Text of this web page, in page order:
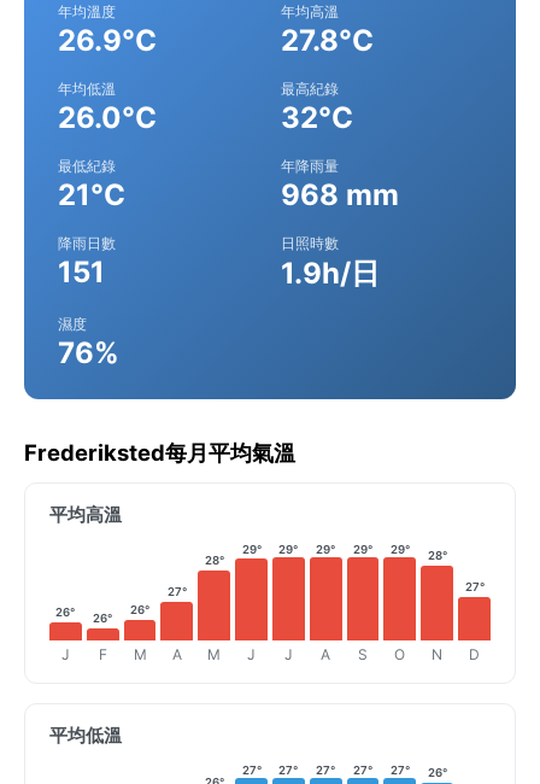
年均溫度
26.9°C
年均高溫
27.8°C
年均低溫
26.0°C
最高紀錄
32°C
最低紀錄
21°C
年降雨量
968 mm
降雨日數
151
日照時數
1.9h/日
濕度
76%
Frederiksted每月平均氣溫
平均高溫
26°
J
26°
F
26°
M
27°
A
28°
M
29°
J
29°
J
29°
A
29°
S
29°
O
28°
N
27°
D
平均低溫
27° 27° 27° 27° 27° 26°